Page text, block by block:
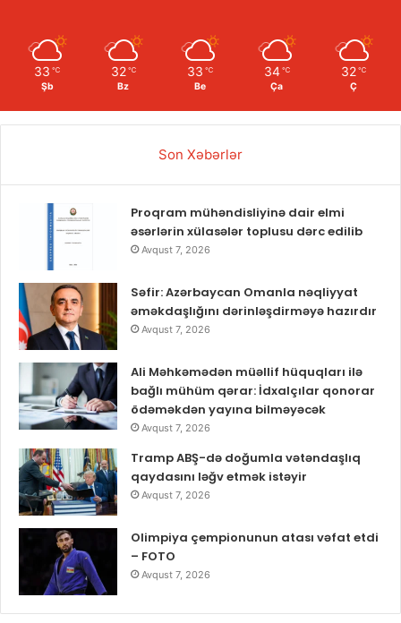
33 ℃
Şb
32 ℃
Bz
33 ℃
Be
34 ℃
Ça
32 ℃
Ç
Son Xəbərlər
Proqram mühəndisliyinə dair elmi
əsərlərin xülasələr toplusu dərc edilib
Avqust 7, 2026
Səfir: Azərbaycan Omanla nəqliyyat
əməkdaşlığını dərinləşdirməyə hazırdır
Avqust 7, 2026
Ali Məhkəmədən müəllif hüquqları ilə
bağlı mühüm qərar: İdxalçılar qonorar
ödəməkdən yayına bilməyəcək
Avqust 7, 2026
Tramp ABŞ-də doğumla vətəndaşlıq
qaydasını ləğv etmək istəyir
Avqust 7, 2026
Olimpiya çempionunun atası vəfat etdi
– FOTO
Avqust 7, 2026